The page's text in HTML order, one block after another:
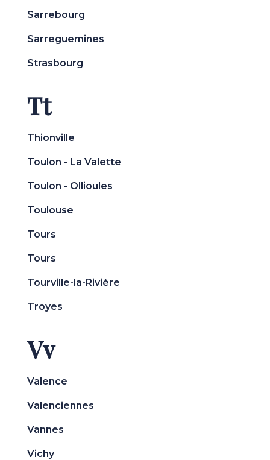
Sarrebourg
Sarreguemines
Strasbourg
Tt
Thionville
Toulon - La Valette
Toulon - Ollioules
Toulouse
Tours
Tours
Tourville-la-Rivière
Troyes
Vv
Valence
Valenciennes
Vannes
Vichy